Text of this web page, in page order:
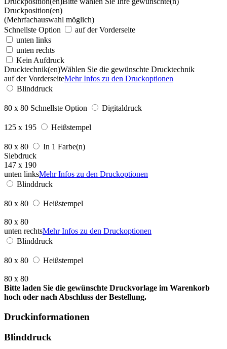
Druckposition(en)
(Mehrfachauswahl möglich)
Schnellste Option
auf der Vorderseite
unten links
unten rechts
Kein Aufdruck
Drucktechnik(en)Wählen Sie die gewünschte Drucktechnik
auf der VorderseiteMehr Infos zu den Druckoptionen
Blinddruck
80 x 80 Schnellste Option Digitaldruck
125 x 195 Heißstempel
80 x 80
In 1 Farbe(n)
Siebdruck
147 x 190
unten linksMehr Infos zu den Druckoptionen
Blinddruck
80 x 80 Heißstempel
80 x 80
unten rechtsMehr Infos zu den Druckoptionen
Blinddruck
80 x 80 Heißstempel
80 x 80
Bitte laden Sie die gewünschte Druckvorlage im Warenkorb
hoch oder nach Abschluss der Bestellung.
Druckinformationen
Blinddruck